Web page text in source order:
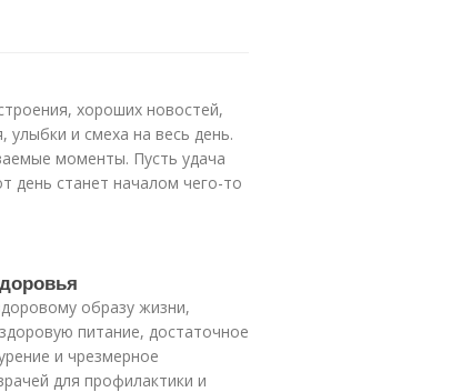
хороших новостей,
и смеха на весь день.
моменты. Пусть удача
день станет началом чего-то
образу жизни,
питание, достаточное
и чрезмерное
для профилактики и